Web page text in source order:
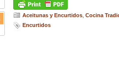
Aceitunas y Encurtidos Cocina
Encurtidos